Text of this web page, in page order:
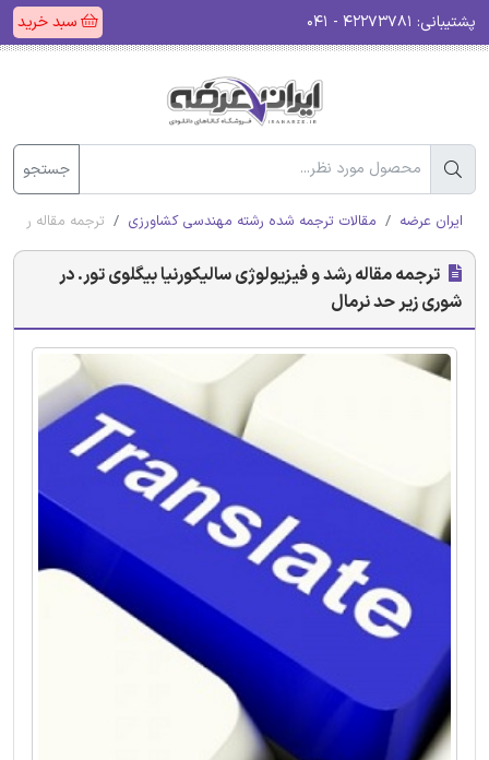
پشتیبانی: سبد خرید
جستجو
ایران عرضه مقالات ترجمه شده رشته مهندسی کشاورزی ترجمه مقاله رشد
ترجمه مقاله رشد و فیزیولوژی سالیکورنیا بیگلوی تور. در
شوری زیر حد نرمال